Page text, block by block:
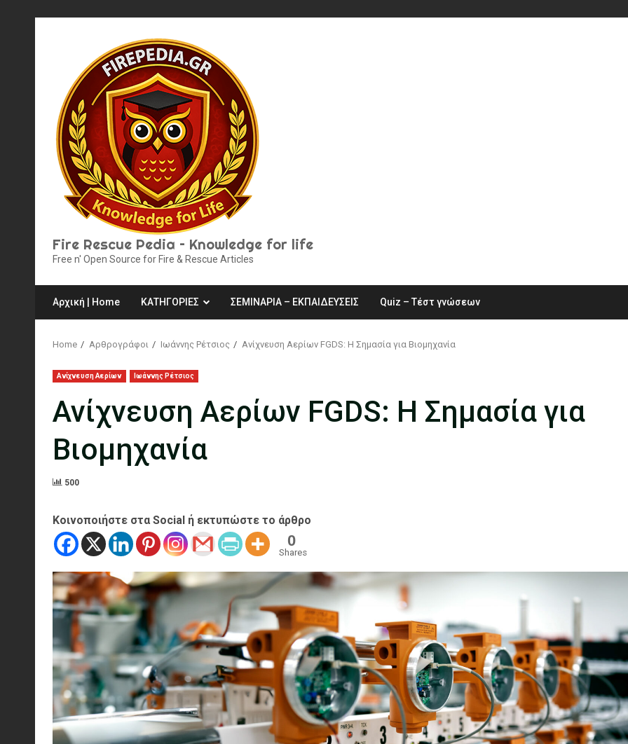
Fire Rescue Pedia – Knowledge for life
Free n' Open Source for Fire & Rescue Articles
Αρχική | Home ΚΑΤΗΓΟΡΙΕΣ ΣΕΜΙΝΑΡΙΑ – ΕΚΠΑΙΔΕΥΣΕΙΣ Quiz – Τέστ γνώσεων
Home Αρθρογράφοι Ιωάννης Ρέτσιος Ανίχνευση Αερίων FGDS: Η Σημασία για Βιομηχανία
Ανίχνευση Αερίων Ιωάννης Ρέτσιος
Ανίχνευση Αερίων FGDS: Η Σημασία για
Βιομηχανία
500
Κοινοποιήστε στα Social ή εκτυπώστε το άρθρο
0
Shares